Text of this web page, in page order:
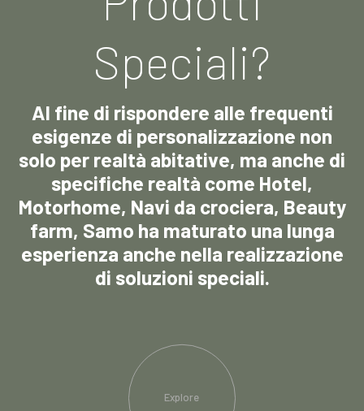
Speciali?
Al fine di rispondere alle frequenti
esigenze di personalizzazione non
solo per realtà abitative, ma anche di
specifiche realtà come Hotel,
Motorhome, Navi da crociera, Beauty
farm, Samo ha maturato una lunga
esperienza anche nella realizzazione
di soluzioni speciali.
Explore